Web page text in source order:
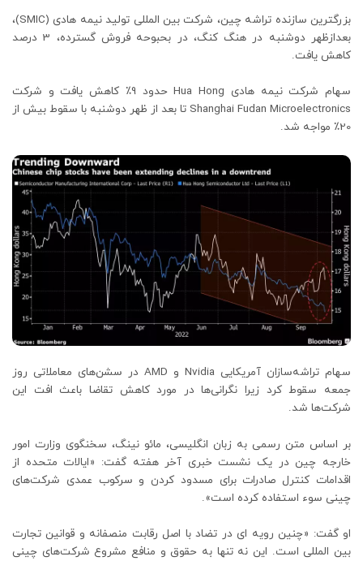
بزرگترین سازنده تراشه چین، شرکت بین المللی تولید نیمه هادی (SMIC)،
بعدازظهر دوشنبه در هنگ کنگ، در بحبوحه فروش گسترده، 3 درصد
کاهش یافت.
سهام شرکت نیمه هادی Hua Hong حدود 9٪ کاهش یافت و شرکت
Shanghai Fudan Microelectronics تا بعد از ظهر دوشنبه با سقوط بیش از
20٪ مواجه شد.
سهام تراشه‌سازان آمریکایی Nvidia و AMD در سشن‌های معاملاتی روز
جمعه سقوط کرد زیرا نگرانی‌ها در مورد کاهش تقاضا باعث افت این
شرکت‌ها شد.
بر اساس متن رسمی به زبان انگلیسی، مائو نینگ، سخنگوی وزارت امور
خارجه چین در یک نشست خبری آخر هفته گفت: «ایالات متحده از
اقدامات کنترل صادرات برای مسدود کردن و سرکوب عمدی شرکت‌های
چینی سوء استفاده کرده است».
او گفت: «چنین رویه ای در تضاد با اصل رقابت منصفانه و قوانین تجارت
بین المللی است. این نه تنها به حقوق و منافع مشروع شرکت‌های چینی